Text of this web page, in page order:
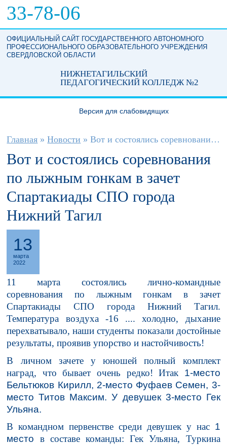
33-78-06
ОФИЦИАЛЬНЫЙ САЙТ ГОСУДАРСТВЕННОГО АВТОНОМНОГО
ПРОФЕССИОНАЛЬНОГО ОБРАЗОВАТЕЛЬНОГО УЧРЕЖДЕНИЯ
СВЕРДЛОВСКОЙ ОБЛАСТИ
НИЖНЕТАГИЛЬСКИЙ
ПЕДАГОГИЧЕСКИЙ КОЛЛЕДЖ №2
Версия для слабовидящих
Вы здесь
Главная » Новости » Вот и состоялись соревнования по лыжным...
Вот и состоялись соревнования
по лыжным гонкам в зачет
Спартакиады СПО города
Нижний Тагил
13
марта
2022
11 марта состоялись лично-командные
соревнования по лыжным гонкам в зачет
Спартакиады СПО города Нижний Тагил.
Температура воздуха -16 .... холодно, дыхание
перехватывало, наши студенты показали достойные
результаты, проявив упорство и настойчивость!
В личном зачете у юношей полный комплект
наград, что бывает очень редко! Итак 1-место
Бельтюков Кирилл, 2-место Фуфаев Семен, 3-
место Титов Максим. У девушек 3-место Гек
Ульяна.
В командном первенстве среди девушек у нас 1
место в составе команды: Гек Ульяна, Туркина